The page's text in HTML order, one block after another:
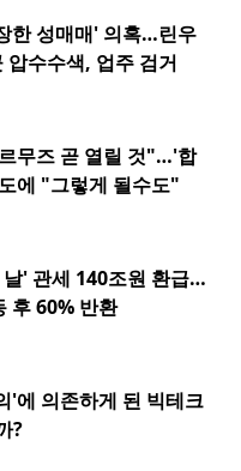
한 성매매' 의혹…린우
압수수색, 업주 검거
무즈 곧 열릴 것"…'합
에 "그렇게 될수도"
' 관세 140조원 환급…
후 60% 반환
'에 의존하게 된 빅테크
?